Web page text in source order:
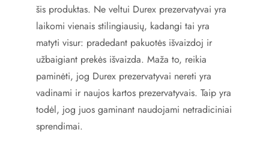
šis produktas. Ne veltui Durex prezervatyvai yra
laikomi vienais stilingiausių, kadangi tai yra
matyti visur: pradedant pakuotės išvaizdoj ir
užbaigiant prekės išvaizda. Maža to, reikia
paminėti, jog Durex prezervatyvai nereti yra
vadinami ir naujos kartos prezervatyvais. Taip yra
todėl, jog juos gaminant naudojami netradiciniai
sprendimai.